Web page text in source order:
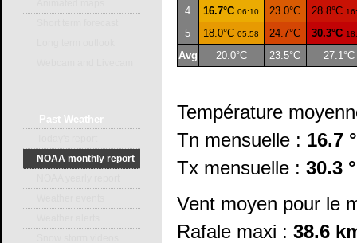
4 16.7°C06:10 23.0°C 28.8°C
5 18.0°C05:58 24.7°C 30.3°C
Avg 20.0°C 23.5°C 27.1°C
Température
Tn mensuelle : 16.7
Tx mensuelle : 30.3
Vent moyen pour le
Rafale maxi : 38.6
Past Weather
NOAA monthly report